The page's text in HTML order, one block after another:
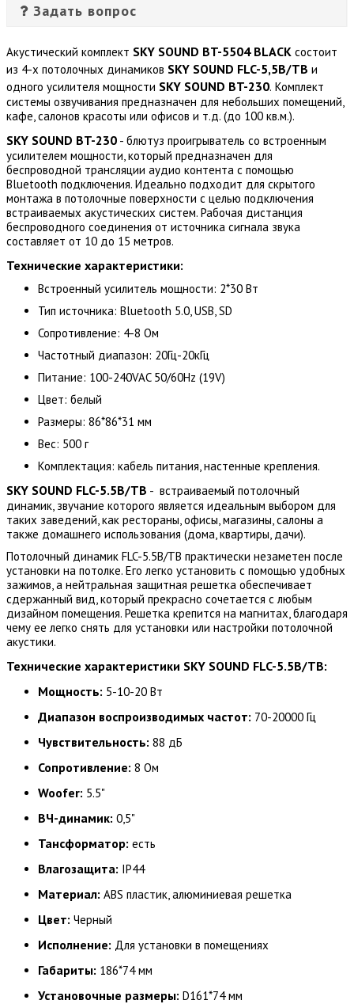
Задать вопрос
Акустический комплект SKY SOUND BT-5504 BLACK состоит
из 4-х потолочных динамиков SKY SOUND FLC-5,5B/TB и
одного усилителя мощности SKY SOUND BT-230. Комплект
системы озвучивания предназначен для небольших помещений,
кафе, салонов красоты или офисов и т.д. (до 100 кв.м.).
SKY SOUND BT-230 - блютуз проигрыватель со встроенным
усилителем мощности, который предназначен для
беспроводной трансляции аудио контента с помощью
Bluetooth подключения. Идеально подходит для скрытого
монтажа в потолочные поверхности с целью подключения
встраиваемых акустических систем. Рабочая дистанция
беспроводного соединения от источника сигнала звука
составляет от 10 до 15 метров.
Технические характеристики:
Встроенный усилитель мощности: 2*30 Вт
Тип источника: Bluetooth 5.0, USB, SD
Сопротивление: 4-8 Ом
Частотный диапазон: 20Гц-20кГц
Питание: 100-240VAC 50/60Hz (19V)
Цвет: белый
Размеры: 86*86*31 мм
Вес: 500 г
Комплектация: кабель питания, настенные крепления.
SKY SOUND FLC-5.5B/TB - встраиваемый потолочный
динамик, звучание которого является идеальным выбором для
таких заведений, как рестораны, офисы, магазины, салоны а
также домашнего использования (дома, квартиры, дачи).
Потолочный динамик FLC-5.5B/TB практически незаметен после
установки на потолке. Его легко установить с помощью удобных
зажимов, а нейтральная защитная решетка обеспечивает
сдержанный вид, который прекрасно сочетается с любым
дизайном помещения. Решетка крепится на магнитах, благодаря
чему ее легко снять для установки или настройки потолочной
акустики.
Технические характеристики SKY SOUND FLC-5.5B/TB:
Мощность: 5-10-20 Вт
Диапазон воспроизводимых частот: 70-20000 Гц
Чувствительность: 88 дБ
Сопротивление: 8 Oм
Woofer: 5.5"
ВЧ-динамик: 0,5"
Тансформатор: есть
Влагозащита: IP44
Материал: ABS пластик, алюминиевая решетка
Цвет: Черный
Исполнение: Для установки в помещениях
Габариты: 186*74 мм
Установочные размеры: D161*74 мм